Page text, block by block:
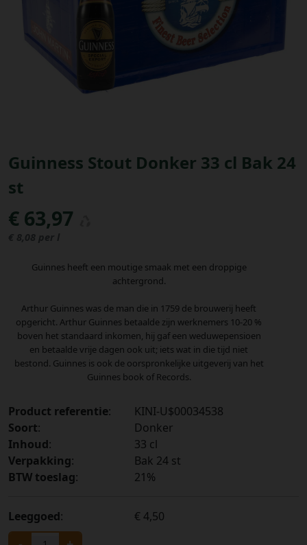
Guinness Stout Donker 33 cl Bak 24
st
€ 63,97
€ 8,08 per l
Guinnes heeft een moutige smaak met een droppige
achtergrond.
Arthur Guinnes was de man die in 1759 de brouwerij heeft
opgericht. Arthur Guinnes betaalde zijn werknemers 10-20 %
boven het standaard inkomen, hij gaf een weduwepensioen
en betaalde vrije dagen ook uit; iets wat in die tijd niet
bestond. Guinnes is ook de oorspronkelijke uitgeverij van het
Guinnes book of Records.
Product referentie:
KINI-U$00034538
Soort:
Donker
Inhoud:
33 cl
Verpakking:
Bak 24 st
BTW toeslag: 21%
Leeggoed: € 4,50
PROMOTIES
Bestellingen